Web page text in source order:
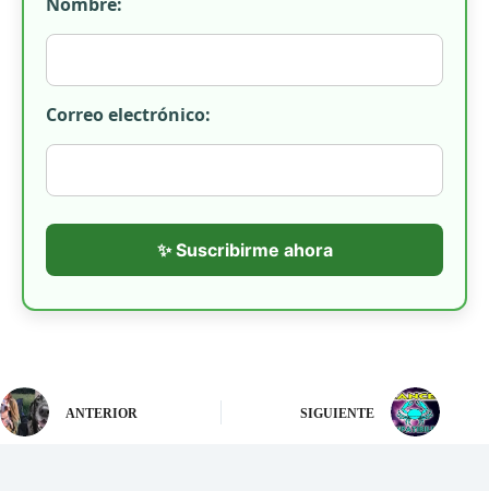
Correo electrónico:
✨ Suscribirme ahora
ANTERIOR SIGUIENTE